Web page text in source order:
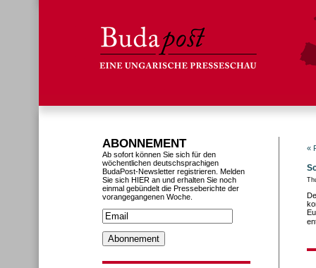
«
ABONNEMENT
Ab sofort können Sie sich für den
wöchentlichen deutschsprachigen
BudaPost-Newsletter registrieren. Melden
Sie sich HIER an und erhalten Sie noch
einmal gebündelt die Presseberichte der
vorangegangenen Woche.